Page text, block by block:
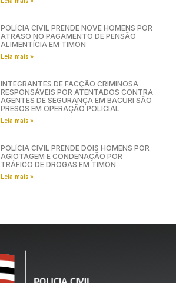
POLÍCIA CIVIL PRENDE NOVE HOMENS POR
ATRASO NO PAGAMENTO DE PENSÃO
ALIMENTÍCIA EM TIMON
Leia mais »
INTEGRANTES DE FACÇÃO CRIMINOSA
RESPONSÁVEIS POR ATENTADOS CONTRA
AGENTES DE SEGURANÇA EM BACURI SÃO
PRESOS EM OPERAÇÃO POLICIAL
Leia mais »
POLÍCIA CIVIL PRENDE DOIS HOMENS POR
AGIOTAGEM E CONDENAÇÃO POR
TRÁFICO DE DROGAS EM TIMON
Leia mais »